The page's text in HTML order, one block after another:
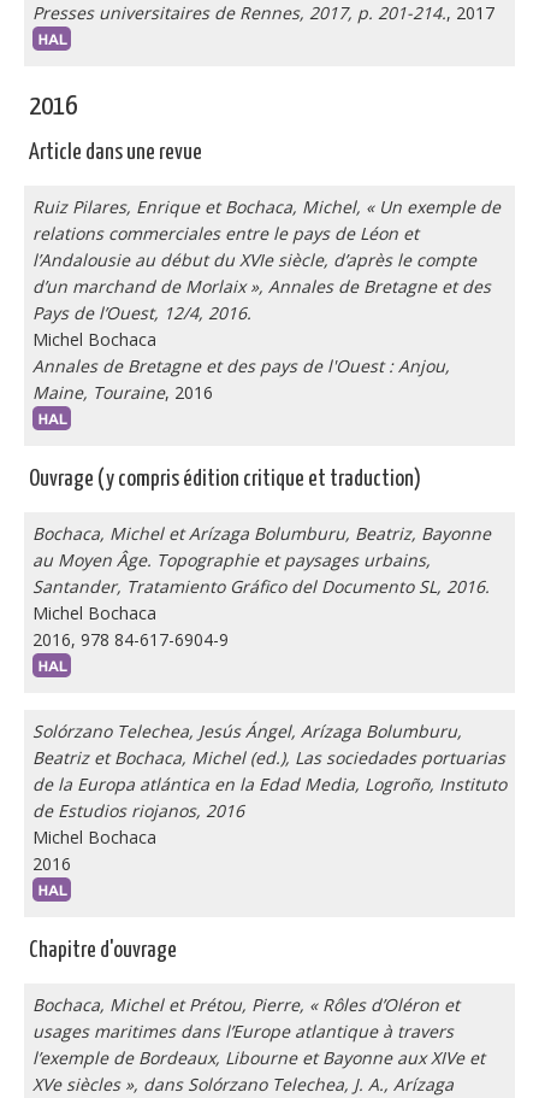
Presses universitaires de Rennes, 2017, p. 201-214., 2017
2016
Article dans une revue
Ruiz Pilares, Enrique et Bochaca, Michel, « Un exemple de
relations commerciales entre le pays de Léon et
l’Andalousie au début du XVIe siècle, d’après le compte
d’un marchand de Morlaix », Annales de Bretagne et des
Pays de l’Ouest, 12/4, 2016.
Michel Bochaca
Annales de Bretagne et des pays de l'Ouest : Anjou,
Maine, Touraine, 2016
Ouvrage (y compris édition critique et traduction)
Bochaca, Michel et Arízaga Bolumburu, Beatriz, Bayonne
au Moyen Âge. Topographie et paysages urbains,
Santander, Tratamiento Gráfico del Documento SL, 2016.
Michel Bochaca
2016, 978 84-617-6904-9
Solórzano Telechea, Jesús Ángel, Arízaga Bolumburu,
Beatriz et Bochaca, Michel (ed.), Las sociedades portuarias
de la Europa atlántica en la Edad Media, Logroño, Instituto
de Estudios riojanos, 2016
Michel Bochaca
2016
Chapitre d'ouvrage
Bochaca, Michel et Prétou, Pierre, « Rôles d’Oléron et
usages maritimes dans l’Europe atlantique à travers
l’exemple de Bordeaux, Libourne et Bayonne aux XIVe et
XVe siècles », dans Solórzano Telechea, J. A., Arízaga